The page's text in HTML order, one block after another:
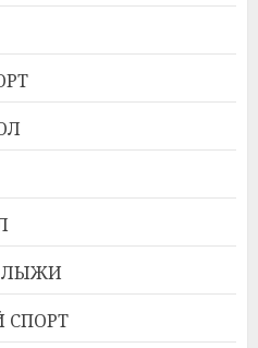
ЛЫЖИ
СПОРТ